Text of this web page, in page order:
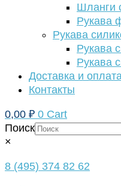
Шланги
Рукава
Рукава
Рукава
Рукава
Доставка и
Контакты
0,00 ₽ 0 Cart
Поиск
×
8 (495) 374 82 62